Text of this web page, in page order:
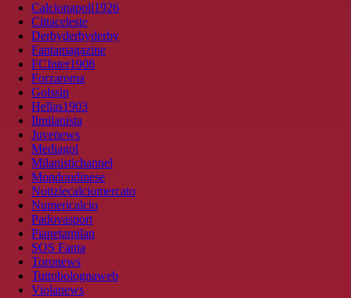
Calcionapoli1926
Cittaceleste
Derbyderbyderby
Fantamagazine
FCInter1908
Forzaroma
Golssip
Hellas1903
Ilmilanista
Juvenews
Mediagol
Milanistichannel
Mondoudinese
Notiziecalciomercato
Numericalcio
Padovasport
Pianetamilan
SOS Fanta
Toronews
Tuttobolognaweb
Violanews